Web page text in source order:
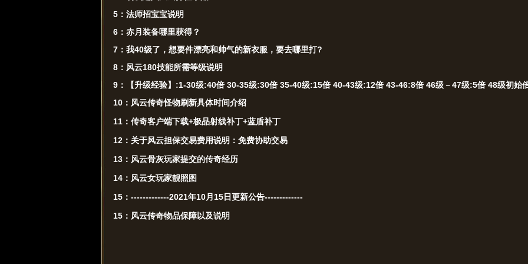
5：法师招宝宝说明
6：赤月装备哪里获得？
7：我40级了，想要件漂亮和帅气的新衣服，要去哪里打?
8：风云180技能所需等级说明
9：【升级经验】:1-30级:40倍 30-35级:30倍 35-40级:15倍 40-43级:12倍 43-46:8倍 46级－47级:5倍 48级初始
10：风云传奇怪物刷新具体时间介绍
11：传奇客户端下载+极品射线补丁+蓝盾补丁
12：关于风云担保交易费用说明：免费协助交易
13：风云骨灰玩家提交的传奇经历
14：风云女玩家靓照图
15：-------------2021年10月15日更新公告-------------
15：风云传奇物品保障以及说明